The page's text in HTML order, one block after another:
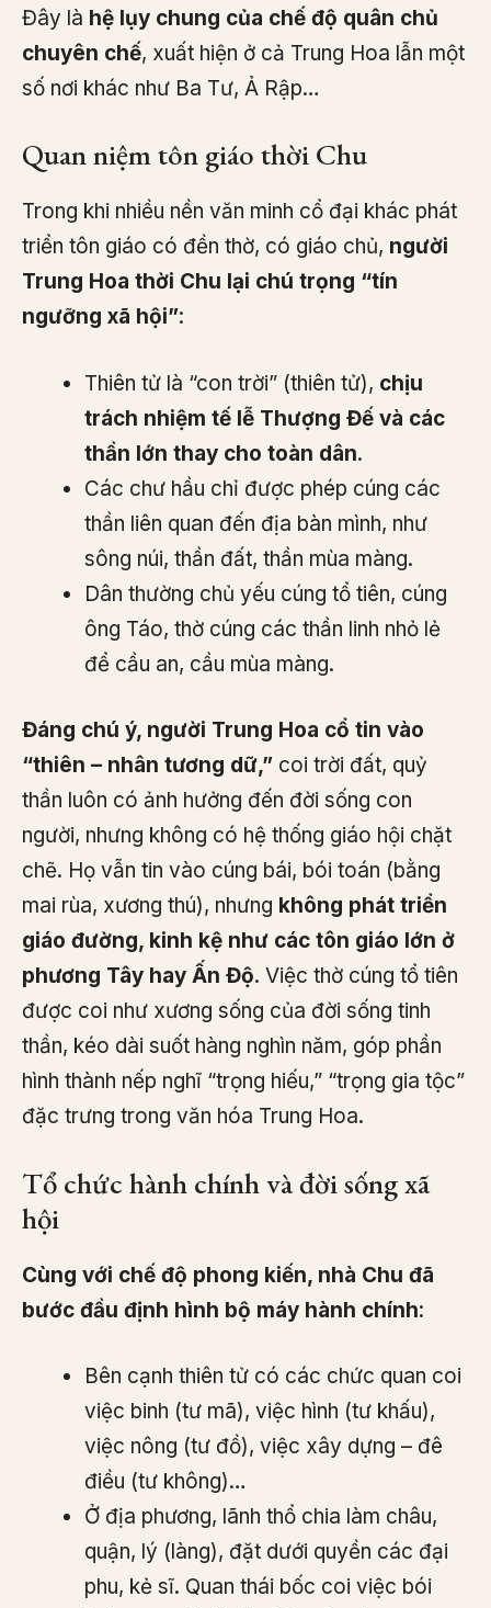
Đây là hệ lụy chung của chế độ quân chủ
chuyên chế, xuất hiện ở cả Trung Hoa lẫn một
số nơi khác như Ba Tư, Ả Rập…
Quan niệm tôn giáo thời Chu
Trong khi nhiều nền văn minh cổ đại khác phát
triển tôn giáo có đền thờ, có giáo chủ, người
Trung Hoa thời Chu lại chú trọng “tín
ngưỡng xã hội”:
Thiên tử là “con trời” (thiên tử), chịu
trách nhiệm tế lễ Thượng Đế và các
thần lớn thay cho toàn dân.
Các chư hầu chỉ được phép cúng các
thần liên quan đến địa bàn mình, như
sông núi, thần đất, thần mùa màng.
Dân thường chủ yếu cúng tổ tiên, cúng
ông Táo, thờ cúng các thần linh nhỏ lẻ
để cầu an, cầu mùa màng.
Đáng chú ý, người Trung Hoa cổ tin vào
“thiên – nhân tương dữ,” coi trời đất, quỷ
thần luôn có ảnh hưởng đến đời sống con
người, nhưng không có hệ thống giáo hội chặt
chẽ. Họ vẫn tin vào cúng bái, bói toán (bằng
mai rùa, xương thú), nhưng không phát triển
giáo đường, kinh kệ như các tôn giáo lớn ở
phương Tây hay Ấn Độ. Việc thờ cúng tổ tiên
được coi như xương sống của đời sống tinh
thần, kéo dài suốt hàng nghìn năm, góp phần
hình thành nếp nghĩ “trọng hiếu,” “trọng gia tộc”
đặc trưng trong văn hóa Trung Hoa.
Tổ chức hành chính và đời sống xã
hội
Cùng với chế độ phong kiến, nhà Chu đã
bước đầu định hình bộ máy hành chính:
Bên cạnh thiên tử có các chức quan coi
việc binh (tư mã), việc hình (tư khấu),
việc nông (tư đồ), việc xây dựng – đê
điều (tư không)…
Ở địa phương, lãnh thổ chia làm châu,
quận, lý (làng), đặt dưới quyền các đại
phu, kẻ sĩ. Quan thái bốc coi việc bói